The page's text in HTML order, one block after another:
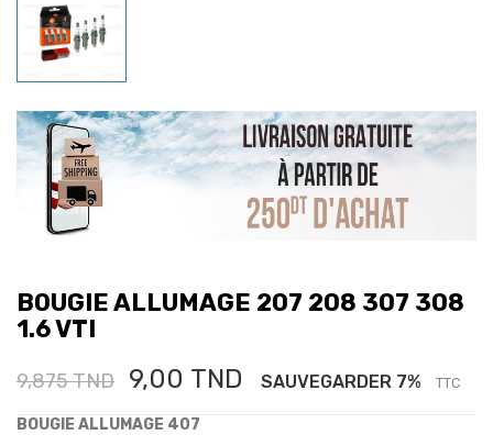
BOUGIE ALLUMAGE 207 208 307 308
1.6 VTI
9,875 TND 9,00 TND SAUVEGARDER 7% TTC
BOUGIE ALLUMAGE 407